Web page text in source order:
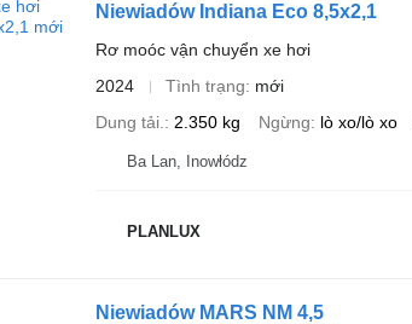
Niewiadów Indiana Eco 8,5x2,1
Rơ moóc vận chuyển xe hơi
2024
Tình trạng
mới
Dung tải.
2.350 kg Ngừng lò xo/lò xo
Ba Lan, Inowłódz
PLANLUX
Niewiadów MARS NM 4,5